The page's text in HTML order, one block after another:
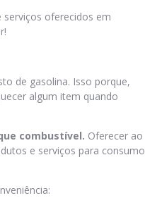
oferecidos em
de gasolina. Isso porque,
algum item quando
combustível. Oferecer ao
e serviços para consumo